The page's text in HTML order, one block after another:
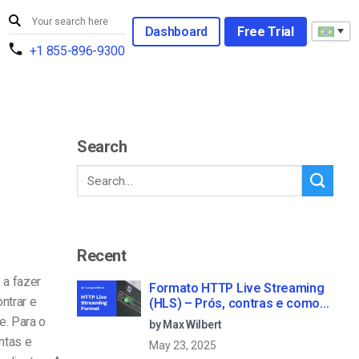
+1 855-896-9300
Dashboard Free Trial
a fazer
e
Para o
e
Search
Recent
Formato HTTP Live Streaming
(HLS) – Prós, contras e como
funciona
by Max Wilbert
May 23, 2025